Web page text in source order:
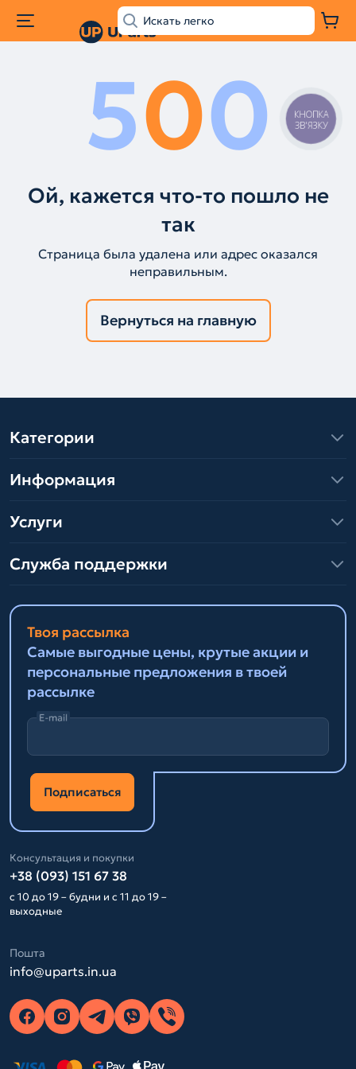
500
Ой, кажется что-то пошло не
так
Страница была удалена или адрес оказался
неправильным.
Вернуться на главную
Категории
Информация
Услуги
Служба поддержки
Твоя рассылка
Самые выгодные цены, крутые акции и
персональные предложения в твоей
рассылке
E-mail
Подписаться
Консультация и покупки
+38 (093) 151 67 38
с 10 до 19 – будни и с 11 до 19 –
выходные
Пошта
info@uparts.in.ua
КНОПКА
ЗВ'ЯЗКУ